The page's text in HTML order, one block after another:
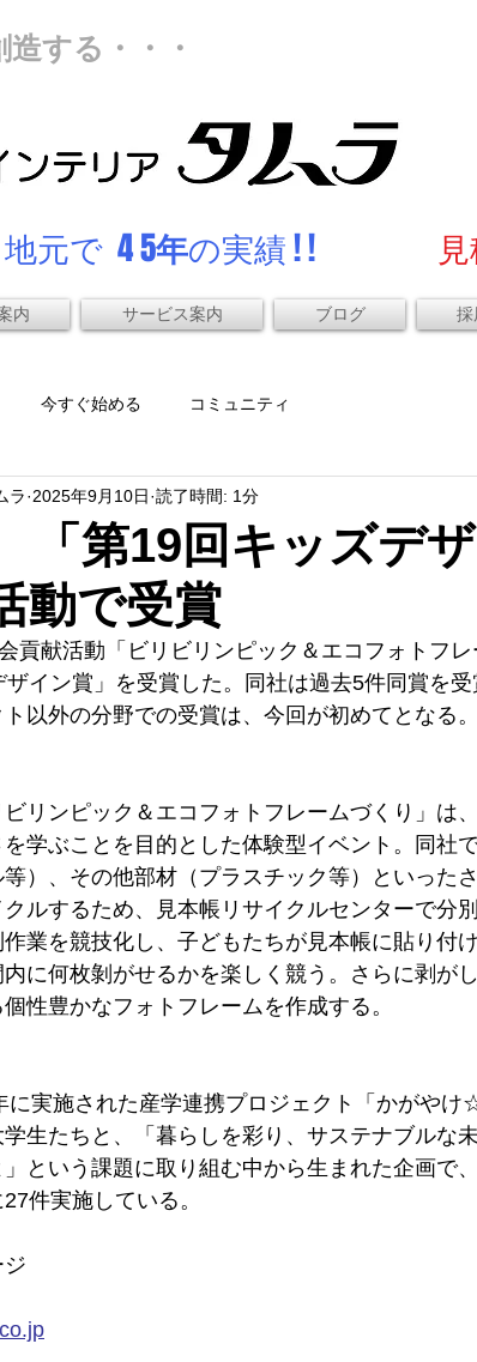
する・・・
元で 4 5年の実績 ! !
内 サービス案内 ブログ 採
今すぐ始める コミュニティ
第19回キッズデザ
動で受賞
ラ 2025年9月10日 読了時間: 1分
貢献活動「ビリビリンピック＆エコフォトフ
イン賞」を受賞した。同社は過去5件同賞を
以外の分野での受賞は、今回が初めてとなる。
リンピック＆エコフォトフレームづくり」は
学ぶことを目的とした体験型イベント。同社
）、その他部材（プラスチック等）といった
ルするため、見本帳リサイクルセンターで分
業を競技化し、子どもたちが見本帳に貼り付
に何枚剝がせるかを楽しく競う。さらに剥が
性豊かなフォトフレームを作成する。
実施された産学連携プロジェクト「かがやけ
生たちと、「暮らしを彩り、サステナブルな
という課題に取り組む中から生まれた企画で
件実施している。